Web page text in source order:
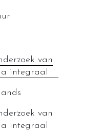
van
integraal
van
integraal